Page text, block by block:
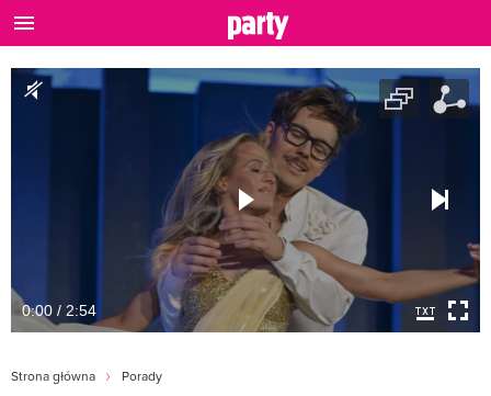
0:00 / 2:54
Strona główna Porady